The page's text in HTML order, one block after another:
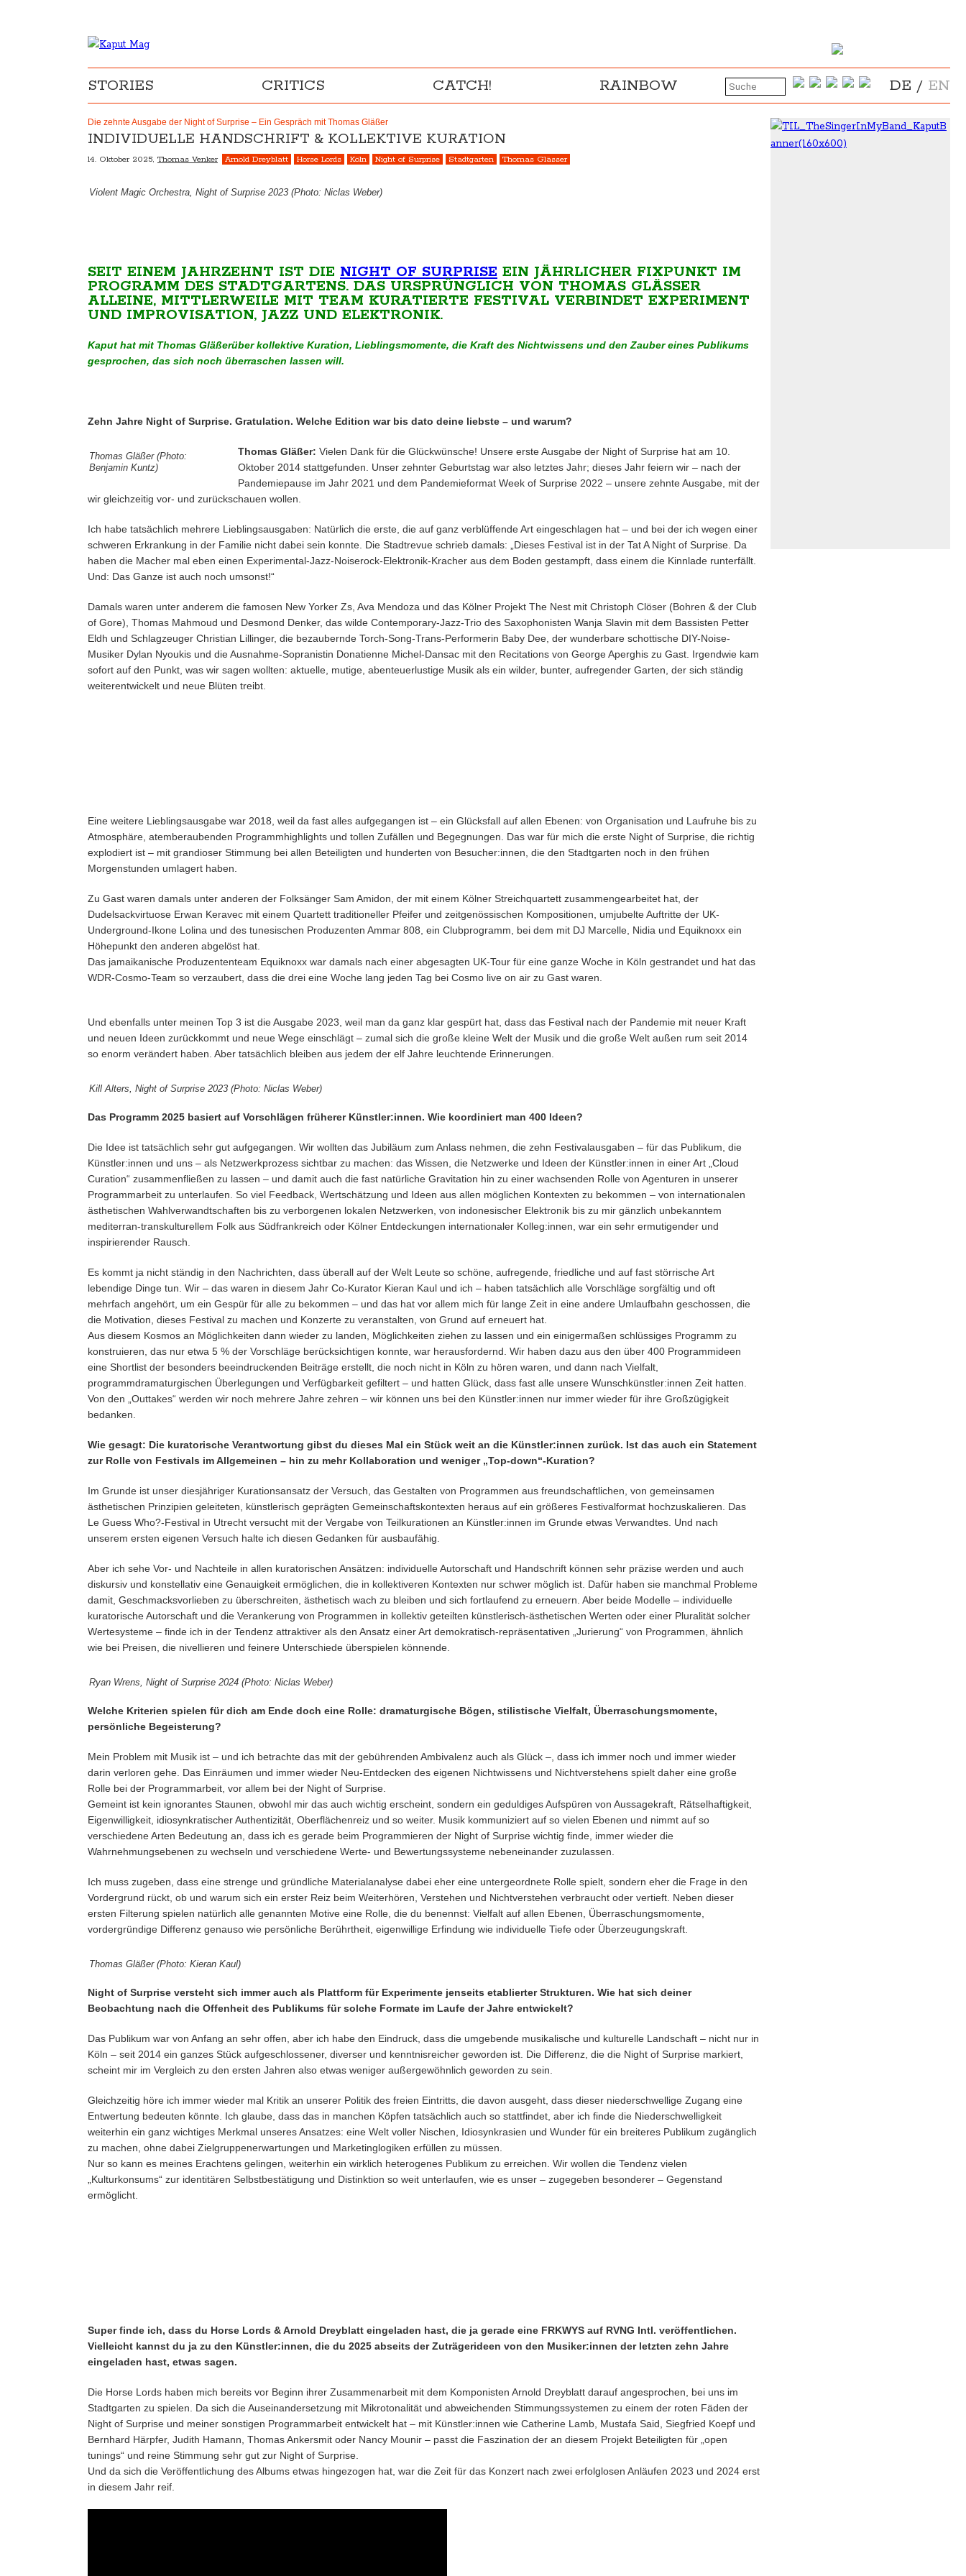
STORIES CRITICS CATCH! RAINBOW DE / EN
Die zehnte Ausgabe der Night of Surprise – Ein Gespräch mit Thomas Gläßer
INDIVIDUELLE HANDSCHRIFT & KOLLEKTIVE KURATION
14. Oktober 2025, Thomas Venker Arnold Dreyblatt Horse Lords Köln Night of Surprise Stadtgarten Thomas Glässer
Violent Magic Orchestra, Night of Surprise 2023 (Photo: Niclas Weber)
SEIT EINEM JAHRZEHNT IST DIE NIGHT OF SURPRISE EIN JÄHRLICHER FIXPUNKT IM
PROGRAMM DES STADTGARTENS. DAS URSPRÜNGLICH VON THOMAS GLÄSSER A
LLEINE, MITTLERWEILE MIT TEAM KURATIERTE FESTIVAL VERBINDET EXPERIMENT U
ND IMPROVISATION, JAZZ UND ELEKTRONIK.
Kaput hat mit Thomas Gläßerüber kollektive Kuration, Lieblingsmomente, die Kraft des Nichtwissens und den Zauber eines Publikums
gesprochen, das sich noch überraschen lassen will.
Zehn Jahre Night of Surprise. Gratulation. Welche Edition war bis dato deine liebste – und warum?
Thomas Gläßer (Photo:
Benjamin Kuntz)
Thomas Gläßer: Vielen Dank für die Glückwünsche! Unsere erste Ausgabe der Night of Surprise hat am 10.
Oktober 2014 stattgefunden. Unser zehnter Geburtstag war also letztes Jahr; dieses Jahr feiern wir – nach der
Pandemiepause im Jahr 2021 und dem Pandemieformat Week of Surprise 2022 – unsere zehnte Ausgabe, mit der
wir gleichzeitig vor- und zurückschauen wollen.
Ich habe tatsächlich mehrere Lieblingsausgaben: Natürlich die erste, die auf ganz verblüffende Art eingeschlagen hat – und bei der ich wegen einer
schweren Erkrankung in der Familie nicht dabei sein konnte. Die Stadtrevue schrieb damals: „Dieses Festival ist in der Tat A Night of Surprise. Da
haben die Macher mal eben einen Experimental-Jazz-Noiserock-Elektronik-Kracher aus dem Boden gestampft, dass einem die Kinnlade runterfällt.
Und: Das Ganze ist auch noch umsonst!“
Damals waren unter anderem die famosen New Yorker Zs, Ava Mendoza und das Kölner Projekt The Nest mit Christoph Clöser (Bohren & der Club
of Gore), Thomas Mahmoud und Desmond Denker, das wilde Contemporary-Jazz-Trio des Saxophonisten Wanja Slavin mit dem Bassisten Petter
Eldh und Schlagzeuger Christian Lillinger, die bezaubernde Torch-Song-Trans-Performerin Baby Dee, der wunderbare schottische DIY-Noise-
Musiker Dylan Nyoukis und die Ausnahme-Sopranistin Donatienne Michel-Dansac mit den Recitations von George Aperghis zu Gast. Irgendwie kam
sofort auf den Punkt, was wir sagen wollten: aktuelle, mutige, abenteuerlustige Musik als ein wilder, bunter, aufregender Garten, der sich ständig
weiterentwickelt und neue Blüten treibt.
Eine weitere Lieblingsausgabe war 2018, weil da fast alles aufgegangen ist – ein Glücksfall auf allen Ebenen: von Organisation und Laufruhe bis zu
Atmosphäre, atemberaubenden Programmhighlights und tollen Zufällen und Begegnungen. Das war für mich die erste Night of Surprise, die richtig
explodiert ist – mit grandioser Stimmung bei allen Beteiligten und hunderten von Besucher:innen, die den Stadtgarten noch in den frühen
Morgenstunden umlagert haben.
Zu Gast waren damals unter anderen der Folksänger Sam Amidon, der mit einem Kölner Streichquartett zusammengearbeitet hat, der
Dudelsackvirtuose Erwan Keravec mit einem Quartett traditioneller Pfeifer und zeitgenössischen Kompositionen, umjubelte Auftritte der UK-
Underground-Ikone Lolina und des tunesischen Produzenten Ammar 808, ein Clubprogramm, bei dem mit DJ Marcelle, Nidia und Equiknoxx ein
Höhepunkt den anderen abgelöst hat.
Das jamaikanische Produzententeam Equiknoxx war damals nach einer abgesagten UK-Tour für eine ganze Woche in Köln gestrandet und hat das
WDR-Cosmo-Team so verzaubert, dass die drei eine Woche lang jeden Tag bei Cosmo live on air zu Gast waren.
Und ebenfalls unter meinen Top 3 ist die Ausgabe 2023, weil man da ganz klar gespürt hat, dass das Festival nach der Pandemie mit neuer Kraft
und neuen Ideen zurückkommt und neue Wege einschlägt – zumal sich die große kleine Welt der Musik und die große Welt außen rum seit 2014
so enorm verändert haben. Aber tatsächlich bleiben aus jedem der elf Jahre leuchtende Erinnerungen.
Kill Alters, Night of Surprise 2023 (Photo: Niclas Weber)
Das Programm 2025 basiert auf Vorschlägen früherer Künstler:innen. Wie koordiniert man 400 Ideen?
Die Idee ist tatsächlich sehr gut aufgegangen. Wir wollten das Jubiläum zum Anlass nehmen, die zehn Festivalausgaben – für das Publikum, die
Künstler:innen und uns – als Netzwerkprozess sichtbar zu machen: das Wissen, die Netzwerke und Ideen der Künstler:innen in einer Art „Cloud
Curation“ zusammenfließen zu lassen – und damit auch die fast natürliche Gravitation hin zu einer wachsenden Rolle von Agenturen in unserer
Programmarbeit zu unterlaufen. So viel Feedback, Wertschätzung und Ideen aus allen möglichen Kontexten zu bekommen – von internationalen
ästhetischen Wahlverwandtschaften bis zu verborgenen lokalen Netzwerken, von indonesischer Elektronik bis zu mir gänzlich unbekanntem
mediterran-transkulturellem Folk aus Südfrankreich oder Kölner Entdeckungen internationaler Kolleg:innen, war ein sehr ermutigender und
inspirierender Rausch.
Es kommt ja nicht ständig in den Nachrichten, dass überall auf der Welt Leute so schöne, aufregende, friedliche und auf fast störrische Art
lebendige Dinge tun. Wir – das waren in diesem Jahr Co-Kurator Kieran Kaul und ich – haben tatsächlich alle Vorschläge sorgfältig und oft
mehrfach angehört, um ein Gespür für alle zu bekommen – und das hat vor allem mich für lange Zeit in eine andere Umlaufbahn geschossen, die
die Motivation, dieses Festival zu machen und Konzerte zu veranstalten, von Grund auf erneuert hat.
Aus diesem Kosmos an Möglichkeiten dann wieder zu landen, Möglichkeiten ziehen zu lassen und ein einigermaßen schlüssiges Programm zu
konstruieren, das nur etwa 5 % der Vorschläge berücksichtigen konnte, war herausfordernd. Wir haben dazu aus den über 400 Programmideen
eine Shortlist der besonders beeindruckenden Beiträge erstellt, die noch nicht in Köln zu hören waren, und dann nach Vielfalt,
programmdramaturgischen Überlegungen und Verfügbarkeit gefiltert – und hatten Glück, dass fast alle unsere Wunschkünstler:innen Zeit hatten.
Von den „Outtakes“ werden wir noch mehrere Jahre zehren – wir können uns bei den Künstler:innen nur immer wieder für ihre Großzügigkeit
bedanken.
Wie gesagt: Die kuratorische Verantwortung gibst du dieses Mal ein Stück weit an die Künstler:innen zurück. Ist das auch ein Statement
zur Rolle von Festivals im Allgemeinen – hin zu mehr Kollaboration und weniger „Top-down“-Kuration?
Im Grunde ist unser diesjähriger Kurationsansatz der Versuch, das Gestalten von Programmen aus freundschaftlichen, von gemeinsamen
ästhetischen Prinzipien geleiteten, künstlerisch geprägten Gemeinschaftskontexten heraus auf ein größeres Festivalformat hochzuskalieren. Das
Le Guess Who?-Festival in Utrecht versucht mit der Vergabe von Teilkurationen an Künstler:innen im Grunde etwas Verwandtes. Und nach
unserem ersten eigenen Versuch halte ich diesen Gedanken für ausbaufähig.
Aber ich sehe Vor- und Nachteile in allen kuratorischen Ansätzen: individuelle Autorschaft und Handschrift können sehr präzise werden und auch
diskursiv und konstellativ eine Genauigkeit ermöglichen, die in kollektiveren Kontexten nur schwer möglich ist. Dafür haben sie manchmal Probleme
damit, Geschmacksvorlieben zu überschreiten, ästhetisch wach zu bleiben und sich fortlaufend zu erneuern. Aber beide Modelle – individuelle
kuratorische Autorschaft und die Verankerung von Programmen in kollektiv geteilten künstlerisch-ästhetischen Werten oder einer Pluralität solcher
Wertesysteme – finde ich in der Tendenz attraktiver als den Ansatz einer Art demokratisch-repräsentativen „Jurierung“ von Programmen, ähnlich
wie bei Preisen, die nivellieren und feinere Unterschiede überspielen könnende.
Ryan Wrens, Night of Surprise 2024 (Photo: Niclas Weber)
Welche Kriterien spielen für dich am Ende doch eine Rolle: dramaturgische Bögen, stilistische Vielfalt, Überraschungsmomente,
persönliche Begeisterung?
Mein Problem mit Musik ist – und ich betrachte das mit der gebührenden Ambivalenz auch als Glück –, dass ich immer noch und immer wieder
darin verloren gehe. Das Einräumen und immer wieder Neu-Entdecken des eigenen Nichtwissens und Nichtverstehens spielt daher eine große
Rolle bei der Programmarbeit, vor allem bei der Night of Surprise.
Gemeint ist kein ignorantes Staunen, obwohl mir das auch wichtig erscheint, sondern ein geduldiges Aufspüren von Aussagekraft, Rätselhaftigkeit,
Eigenwilligkeit, idiosynkratischer Authentizität, Oberflächenreiz und so weiter. Musik kommuniziert auf so vielen Ebenen und nimmt auf so
verschiedene Arten Bedeutung an, dass ich es gerade beim Programmieren der Night of Surprise wichtig finde, immer wieder die
Wahrnehmungsebenen zu wechseln und verschiedene Werte- und Bewertungssysteme nebeneinander zuzulassen.
Ich muss zugeben, dass eine strenge und gründliche Materialanalyse dabei eher eine untergeordnete Rolle spielt, sondern eher die Frage in den
Vordergrund rückt, ob und warum sich ein erster Reiz beim Weiterhören, Verstehen und Nichtverstehen verbraucht oder vertieft. Neben dieser
ersten Filterung spielen natürlich alle genannten Motive eine Rolle, die du benennst: Vielfalt auf allen Ebenen, Überraschungsmomente,
vordergründige Differenz genauso wie persönliche Berührtheit, eigenwillige Erfindung wie individuelle Tiefe oder Überzeugungskraft.
Thomas Gläßer (Photo: Kieran Kaul)
Night of Surprise versteht sich immer auch als Plattform für Experimente jenseits etablierter Strukturen. Wie hat sich deiner
Beobachtung nach die Offenheit des Publikums für solche Formate im Laufe der Jahre entwickelt?
Das Publikum war von Anfang an sehr offen, aber ich habe den Eindruck, dass die umgebende musikalische und kulturelle Landschaft – nicht nur in
Köln – seit 2014 ein ganzes Stück aufgeschlossener, diverser und kenntnisreicher geworden ist. Die Differenz, die die Night of Surprise markiert,
scheint mir im Vergleich zu den ersten Jahren also etwas weniger außergewöhnlich geworden zu sein.
Gleichzeitig höre ich immer wieder mal Kritik an unserer Politik des freien Eintritts, die davon ausgeht, dass dieser niederschwellige Zugang eine
Entwertung bedeuten könnte. Ich glaube, dass das in manchen Köpfen tatsächlich auch so stattfindet, aber ich finde die Niederschwelligkeit
weiterhin ein ganz wichtiges Merkmal unseres Ansatzes: eine Welt voller Nischen, Idiosynkrasien und Wunder für ein breiteres Publikum zugänglich
zu machen, ohne dabei Zielgruppenerwartungen und Marketinglogiken erfüllen zu müssen.
Nur so kann es meines Erachtens gelingen, weiterhin ein wirklich heterogenes Publikum zu erreichen. Wir wollen die Tendenz vielen
„Kulturkonsums“ zur identitären Selbstbestätigung und Distinktion so weit unterlaufen, wie es unser – zugegeben besonderer – Gegenstand
ermöglicht.
Super finde ich, dass du Horse Lords & Arnold Dreyblatt eingeladen hast, die ja gerade eine FRKWYS auf RVNG Intl. veröffentlichen.
Vielleicht kannst du ja zu den Künstler:innen, die du 2025 abseits der Zuträgerideen von den Musiker:innen der letzten zehn Jahre
eingeladen hast, etwas sagen.
Die Horse Lords haben mich bereits vor Beginn ihrer Zusammenarbeit mit dem Komponisten Arnold Dreyblatt darauf angesprochen, bei uns im
Stadtgarten zu spielen. Da sich die Auseinandersetzung mit Mikrotonalität und abweichenden Stimmungssystemen zu einem der roten Fäden der
Night of Surprise und meiner sonstigen Programmarbeit entwickelt hat – mit Künstler:innen wie Catherine Lamb, Mustafa Said, Siegfried Koepf und
Bernhard Härpfer, Judith Hamann, Thomas Ankersmit oder Nancy Mounir – passt die Faszination der an diesem Projekt Beteiligten für „open
tunings“ und reine Stimmung sehr gut zur Night of Surprise.
Und da sich die Veröffentlichung des Albums etwas hingezogen hat, war die Zeit für das Konzert nach zwei erfolglosen Anläufen 2023 und 2024 erst
in diesem Jahr reif.